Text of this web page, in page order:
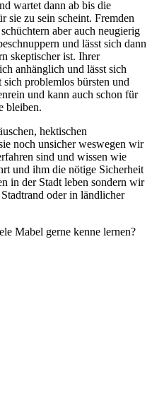
wartet dann ab bis die
sie zu sein scheint. Fremden
aber auch neugierig
und lässt sich dann
skeptischer ist. Ihrer
anhänglich und lässt sich
sich problemlos bürsten und
und kann auch schon für
bleiben.
hektischen
noch unsicher weswegen wir
sind und wissen wie
und ihm die nötige Sicherheit
in der Stadt leben sondern wir
oder in ländlicher
Mabel gerne kenne lernen?